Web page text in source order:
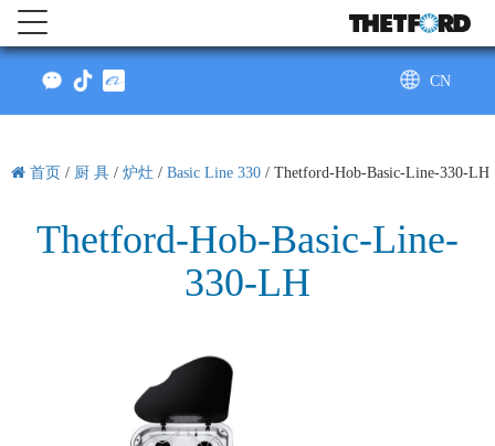
CN
首页 / 厨 具 / 炉灶 / Basic Line 330 / Thetford-Hob-Basic-Line-330-LH
Thetford-Hob-Basic-Line-
330-LH